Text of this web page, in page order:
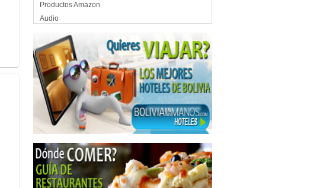
Productos Amazon
Audio
Accesorios para el Hogar
Adornos para el hogar
Decoración de Interiores
Decoraciones
Material para Decoraciones
Decoración con alfombras americanas
Distribuidora de telas
Decoración de cortinas
Tapizado de muebles
Rieles para Cortinas
Cortinas y Persianas